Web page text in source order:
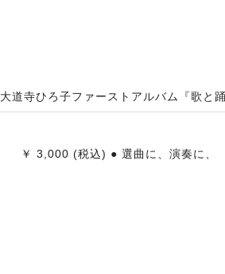
大道寺ひろ子ファーストアルバム『歌と踊
￥ 3,000 (税込) ● 選曲に、演奏に